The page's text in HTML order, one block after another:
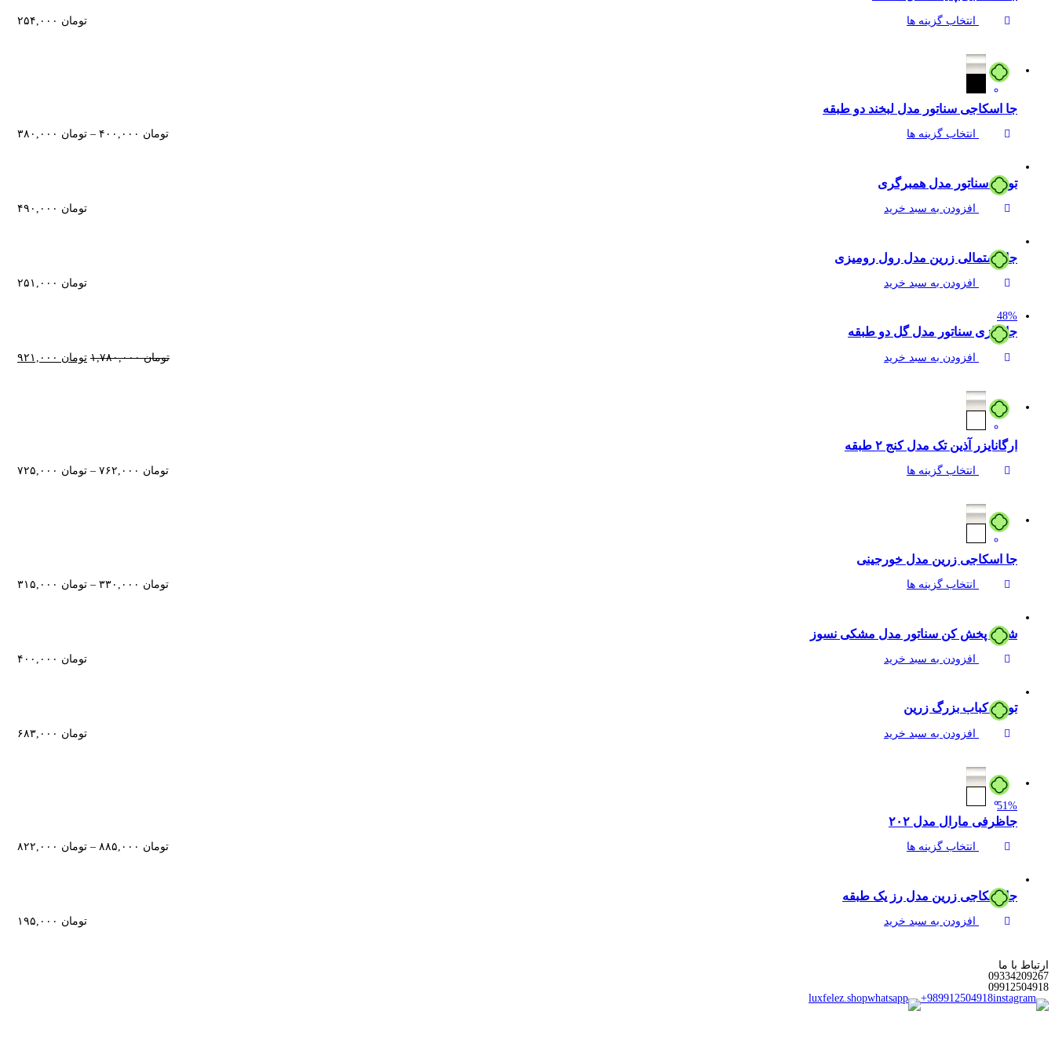
تومان انتخاب گزینه ها
جا اسکاجی سناتور مدل لبخند دو طبقه
تومان – تومان انتخاب گزینه ها
توری سناتور مدل همبرگری
تومان افزودن به سبد خرید
جا دستمالی زرین مدل رول رومیزی
تومان افزودن به سبد خرید
48%
جا پیازی سناتور مدل گل دو طبقه
تومان۱,۷۸۰,۰۰۰ تومان افزودن به سبد خرید
ارگانایزر آذین تک مدل کنج ۲ طبقه
تومان – تومان انتخاب گزینه ها
جا اسکاجی زرین مدل خورجینی
تومان – تومان انتخاب گزینه ها
شعله پخش کن سناتور مدل مشکی نسوز
تومان افزودن به سبد خرید
توری کباب بزرگ زرین
تومان افزودن به سبد خرید
51%
جاظرفی مارال مدل ۲۰۲
تومان – تومان انتخاب گزینه ها
جا اسکاجی زرین مدل رز یک طبقه
تومان افزودن به سبد خرید
ارتباط با ما
09334209267
09912504918
luxfelez.shop
+989912504918